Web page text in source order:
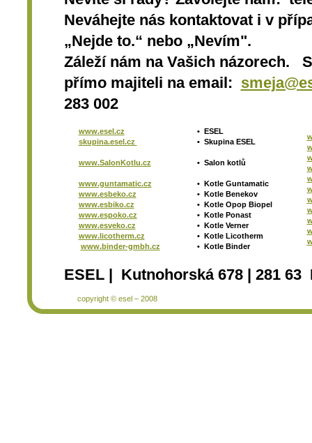
Neváhejte nás kontaktovat i v
„Nejde to.“ nebo „Nevím".
Záleží nám na Vašich názorech.
přímo majiteli na email:
283 002
www.esel.cz
skupina.esel.cz
www.SalonKotlu.cz
www.guntamatic.cz
www.esbeko.cz
www.esbiko.cz
www.espoko.cz
www.esveko.cz
www.licotherm.cz
www.binder-gmbh.cz
• ESEL
• Skupina ESEL
• Salon kotlů
• Kotle Guntamatic
• Kotle Benekov
• Kotle Opop Biopel
• Kotle Ponast
• Kotle Verner
• Kotle Licotherm
• Kotle Binder
ESEL | Kutnohorská 678 | 281
copyright © esel – 2008